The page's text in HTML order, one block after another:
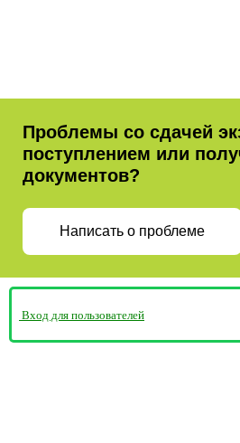
Проблемы со сдачей
поступлением или
документов?
Написать о проблеме
Вход для пользователей